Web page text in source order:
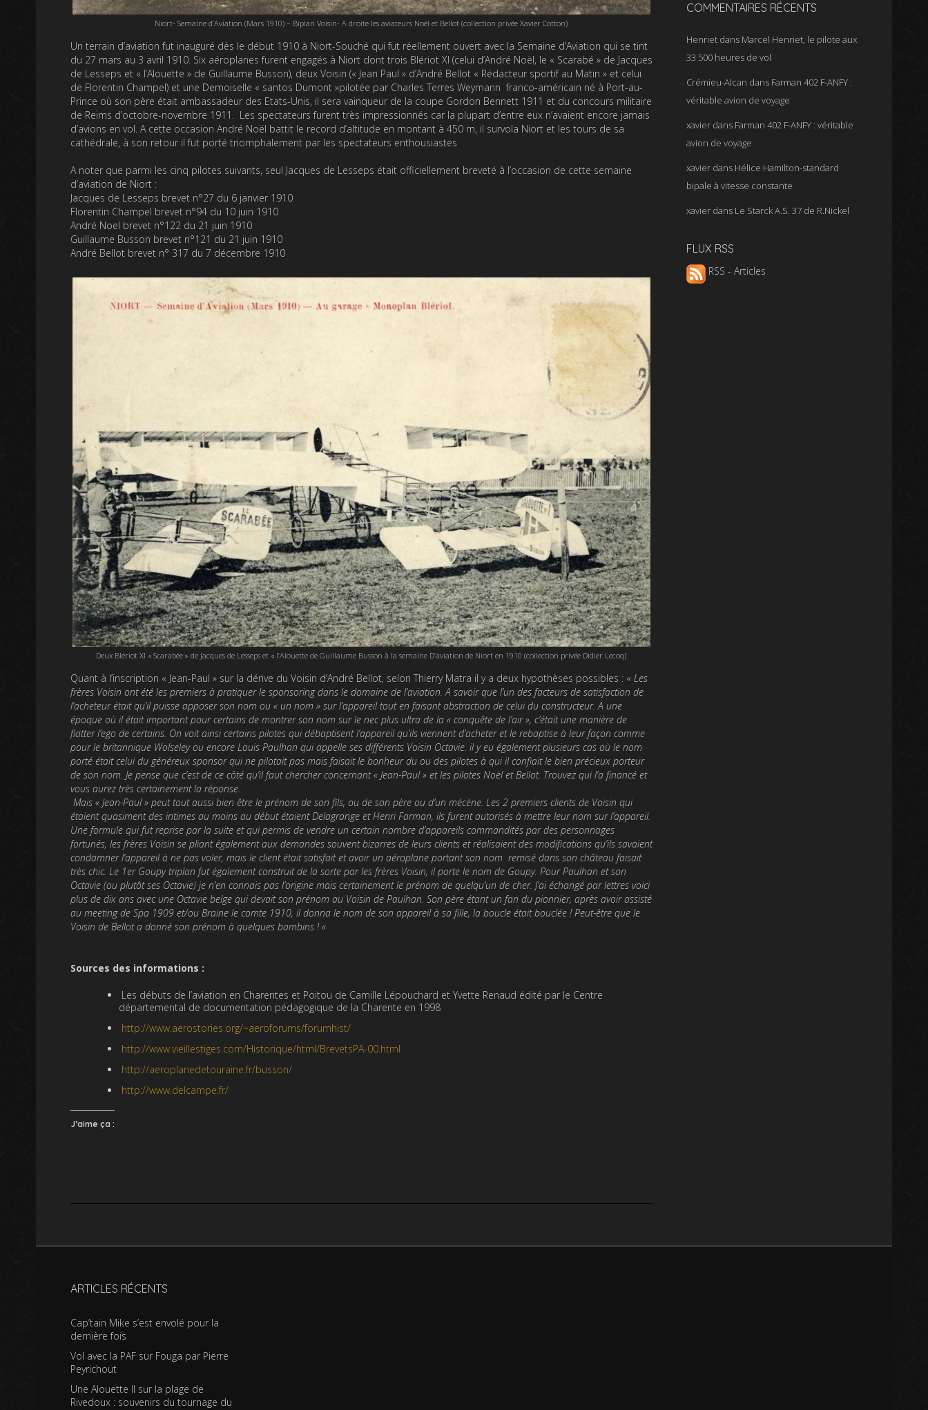
Niort- Semaine d’Aviation (Mars 1910) – Biplan Voisin- A droite les aviateurs Noël et Bellot (collection privée Xavier Cotton)
Un terrain d’aviation fut inauguré dès le début 1910 à Niort-Souché qui fut réellement ouvert avec la Semaine d’Aviation qui se tint
du 27 mars au 3 avril 1910. Six aéroplanes furent engagés à Niort dont trois Blériot XI (celui d’André Noël, le « Scarabé » de Jacques
de Lesseps et « l’Alouette » de Guillaume Busson), deux Voisin (« Jean Paul » d’André Bellot « Rédacteur sportif au Matin » et celui
de Florentin Champel) et une Demoiselle « santos Dumont »pilotée par Charles Terres Weymann franco-américain né à Port-au-
Prince où son père était ambassadeur des Etats-Unis, il sera vainqueur de la coupe Gordon Bennett 1911 et du concours militaire
de Reims d’octobre-novembre 1911. Les spectateurs furent très impressionnés car la plupart d’entre eux n’avaient encore jamais
d’avions en vol. A cette occasion André Noël battit le record d’altitude en montant à 450 m, il survola Niort et les tours de sa
cathédrale, à son retour il fut porté triomphalement par les spectateurs enthousiastes
A noter que parmi les cinq pilotes suivants, seul Jacques de Lesseps était officiellement breveté à l’occasion de cette semaine
d’aviation de Niort :
Jacques de Lesseps brevet n°27 du 6 janvier 1910
Florentin Champel brevet n°94 du 10 juin 1910
André Noel brevet n°122 du 21 juin 1910
Guillaume Busson brevet n°121 du 21 juin 1910
André Bellot brevet n° 317 du 7 décembre 1910
Deux Blériot XI « Scarabée » de Jacques de Lesseps et « l’Alouette de Guillaume Busson à la semaine D’aviation de Niort en 1910 (collection privée Didier Lecoq)
Quant à l’inscription « Jean-Paul » sur la dérive du Voisin d’André Bellot, selon Thierry Matra il y a deux hypothèses possibles : « Les
frères Voisin ont été les premiers à pratiquer le sponsoring dans le domaine de l’aviation. A savoir que l’un des facteurs de satisfaction de
l’acheteur était qu’il puisse apposer son nom ou « un nom » sur l’appareil tout en faisant abstraction de celui du constructeur. A une
époque où il était important pour certains de montrer son nom sur le nec plus ultra de la « conquête de l’air », c’était une manière de
flatter l’ego de certains. On voit ainsi certains pilotes qui débaptisent l’appareil qu’ils viennent d’acheter et le rebaptise à leur façon comme
pour le britannique Wolseley ou encore Louis Paulhan qui appelle ses différents Voisin Octavie. il y eu également plusieurs cas où le nom
porté était celui du généreux sponsor qui ne pilotait pas mais faisait le bonheur du ou des pilotes à qui il confiait le bien précieux porteur
de son nom. Je pense que c’est de ce côté qu’il faut chercher concernant « Jean-Paul » et les pilotes Noël et Bellot. Trouvez qui l’a financé et
vous aurez très certainement la réponse.
Mais « Jean-Paul » peut tout aussi bien être le prénom de son fils, ou de son père ou d’un mécène. Les 2 premiers clients de Voisin qui
étaient quasiment des intimes au moins au début étaient Delagrange et Henri Farman, ils furent autorisés à mettre leur nom sur l’appareil.
Une formule qui fut reprise par la suite et qui permis de vendre un certain nombre d’appareils commandités par des personnages
fortunés, les frères Voisin se pliant également aux demandes souvent bizarres de leurs clients et réalisaient des modifications qu’ils savaient
condamner l’appareil à ne pas voler, mais le client était satisfait et avoir un aéroplane portant son nom remisé dans son château faisait
très chic. Le 1er Goupy triplan fut également construit de la sorte par les frères Voisin, il porte le nom de Goupy. Pour Paulhan et son
Octavie (ou plutôt ses Octavie) je n’en connais pas l’origine mais certainement le prénom de quelqu’un de cher. J’ai échangé par lettres voici
plus de dix ans avec une Octavie belge qui devait son prénom au Voisin de Paulhan. Son père étant un fan du pionnier, après avoir assisté
au meeting de Spa 1909 et/ou Braine le comte 1910, il donna le nom de son appareil à sa fille, la boucle était bouclée ! Peut-être que le
Voisin de Bellot a donné son prénom à quelques bambins ! «
Sources des informations :
Les débuts de l’aviation en Charentes et Poitou de Camille Lépouchard et Yvette Renaud édité par le Centre
départemental de documentation pédagogique de la Charente en 1998
http://www.aerostories.org/~aeroforums/forumhist/
http://www.vieillestiges.com/Historique/html/BrevetsPA-00.html
http://aeroplanedetouraine.fr/busson/
http://www.delcampe.fr/
J’aime ça :
COMMENTAIRES RÉCENTS
Henriet dans Marcel Henriet, le pilote aux
33 500 heures de vol
Crémieu-Alcan dans Farman 402 F-ANFY :
véritable avion de voyage
xavier dans Farman 402 F-ANFY : véritable
avion de voyage
xavier dans Hélice Hamilton-standard
bipale à vitesse constante
xavier dans Le Starck A.S. 37 de R.Nickel
FLUX RSS
RSS - Articles
ARTICLES RÉCENTS
Cap’tain Mike s’est envolé pour la
dernière fois
Vol avec la PAF sur Fouga par Pierre
Peyrichout
Une Alouette II sur la plage de
Rivedoux : souvenirs du tournage du